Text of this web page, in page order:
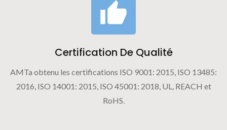
Certification De Qualité
AMTa obtenu les certifications ISO 9001: 2015, ISO 13485:
2016, ISO 14001: 2015, ISO 45001: 2018, UL, REACH et
RoHS.